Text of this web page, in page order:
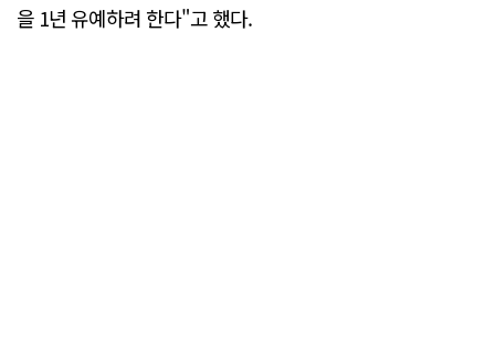
을 1년 유예하려 한다"고 했다.